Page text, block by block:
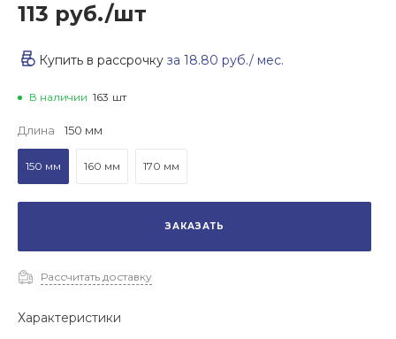
113 руб./шт
Купить в рассрочку за 18.80 руб./ мес.
В наличии 163 шт
Длина 150 мм
150 мм 160 мм 170 мм
ЗАКАЗАТЬ
Рассчитать доставку
Характеристики